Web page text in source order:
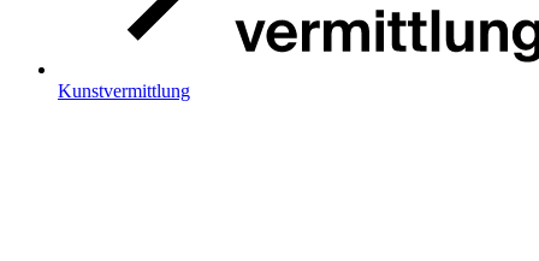
Kunstvermittlung